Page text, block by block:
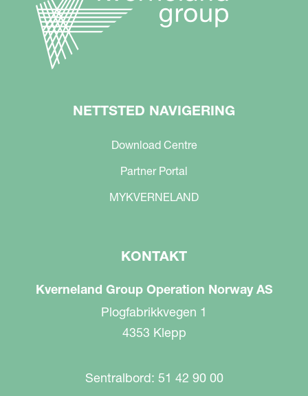
NETTSTED NAVIGERING
Download Centre
Partner Portal
MYKVERNELAND
KONTAKT
Kverneland Group Operation Norway AS
Plogfabrikkvegen 1
4353 Klepp
Sentralbord: 51 42 90 00